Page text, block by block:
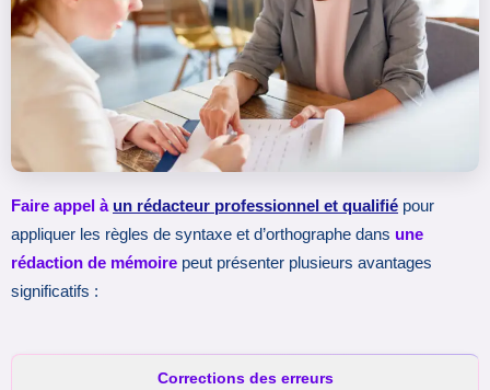
Faire appel à un rédacteur professionnel et qualifié pour
appliquer les règles de syntaxe et d’orthographe dans une
rédaction de mémoire peut présenter plusieurs avantages
significatifs :
Corrections des erreurs